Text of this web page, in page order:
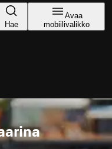
Hae
Avaa
mobiilivalikko